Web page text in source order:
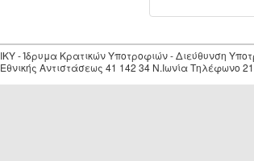
IKY - Ίδρυμα Κρατικών Υποτροφιών - Διεύθυνση
Εθνικής Αντιστάσεως 41 142 34 Ν.Ιωνία Τηλέφωνο